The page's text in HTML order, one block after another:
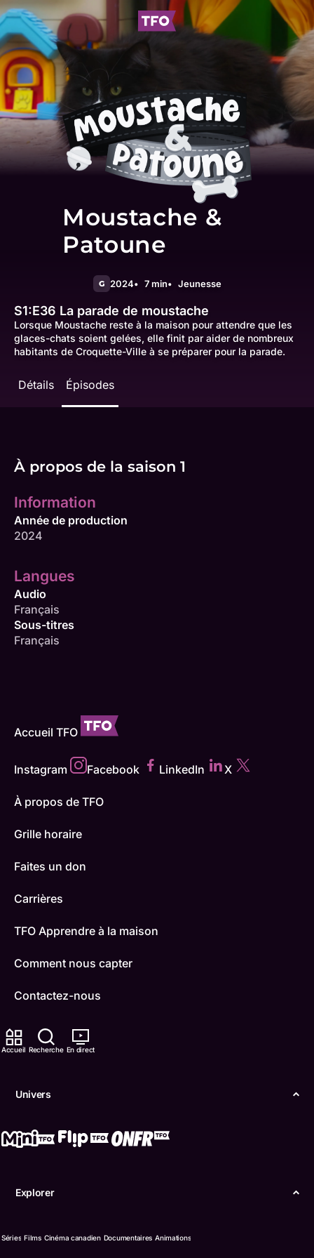
Accueil Recherche En direct
Univers
Explorer
Séries Films Cinéma canadien Documentaires Animations
Moustache &
Patoune
G 2024 7 min Jeunesse
S1:E36 La parade de moustache
Lorsque Moustache reste à la maison pour attendre que les
glaces-chats soient gelées, elle finit par aider de nombreux
habitants de Croquette-Ville à se préparer pour la parade.
Détails Épisodes
À propos de la saison 1
Information
Année de production
2024
Langues
Audio
Français
Sous-titres
Français
Accueil TFO
Instagram Facebook LinkedIn X
À propos de TFO
Grille horaire
Faites un don
Carrières
TFO Apprendre à la maison
Comment nous capter
Contactez-nous
ONFR
Boukili
Confidentialité
langue française de l’Ontario (TFO) - 2026